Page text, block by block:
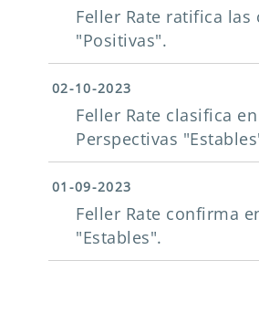
Feller Rate ratifica
"Positivas".
02-10-2023
Feller Rate clasifica
Perspectivas
01-09-2023
Feller Rate confirma
"Estables".